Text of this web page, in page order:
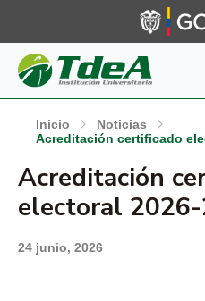
Inicio
Noticias
Acreditación certificado
Acreditación
electoral
24 junio, 2026